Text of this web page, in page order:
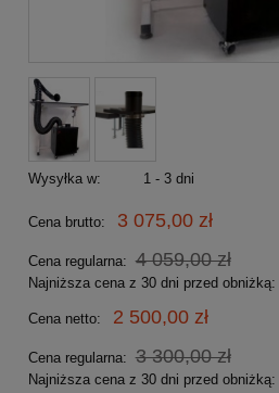
Wysyłka w: 1 - 3 dni
Cena brutto: 3 075,00 zł
Cena regularna: 4 059,00 zł
Najniższa cena z 30 dni przed obniżką:
Cena netto: 2 500,00 zł
Cena regularna: 3 300,00 zł
Najniższa cena z 30 dni przed obniżką: